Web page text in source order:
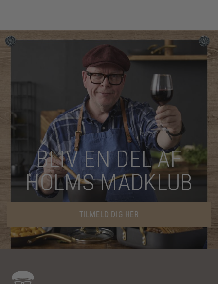
BLIV EN DEL AF
HOLMS MADKLUB
TILMELD DIG HER